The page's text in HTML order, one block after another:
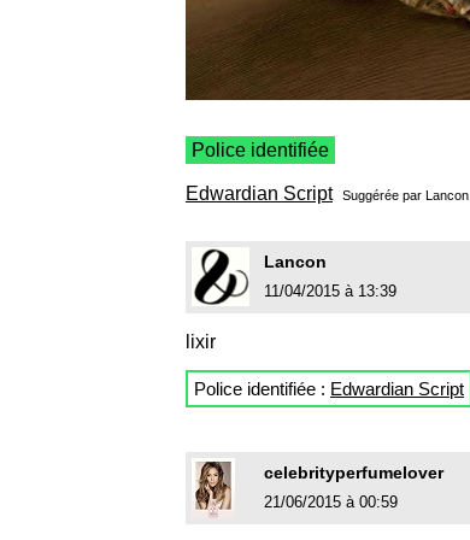
Police identifiée
Edwardian Script Suggérée par Lancon
Lancon
11/04/2015 à 13:39
lixir
Police identifiée : Edwardian Script
celebrityperfumelover
21/06/2015 à 00:59